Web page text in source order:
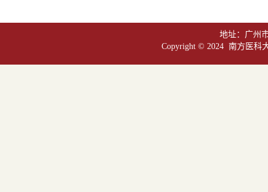
地址：广州
Copyright © 2024 南方医科